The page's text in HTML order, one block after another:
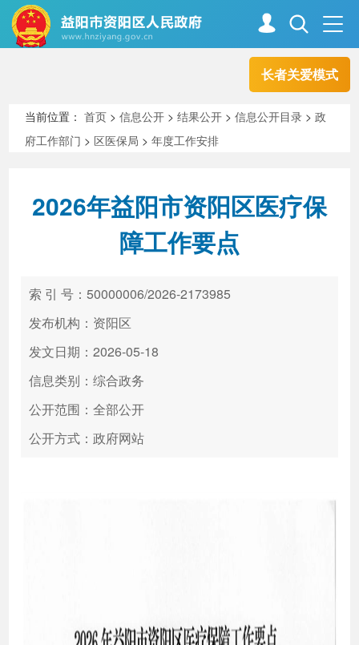
长者关爱模式
走进资阳
新闻中心 解读回应
政务服务
高效办成一件事
当前位置：首页 >信息公开 >结果公开 >信息公开目录 >政
府工作部门 > 区医保局 >年度工作安排
2026年益阳市资阳区医疗保
障工作要点
索 引 号：50000006/2026-2173985
发布机构：资阳区
发文日期：2026-05-18
信息类别：综合政务
公开范围：全部公开
公开方式：政府网站